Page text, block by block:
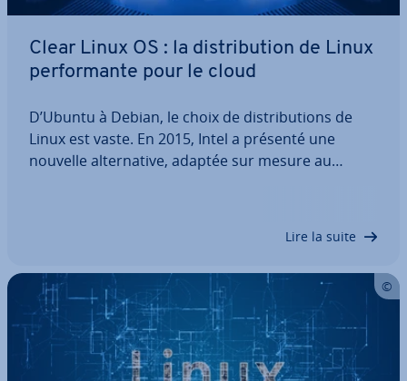
Clear Linux OS : la dis­tri­bu­tion de Linux
per­for­mante pour le cloud
D’Ubuntu à Debian, le choix de dis­tri­bu­tions de
Linux est vaste. En 2015, Intel a présenté une
nouvelle al­ter­na­tive, adaptée sur mesure au
Lire la suite